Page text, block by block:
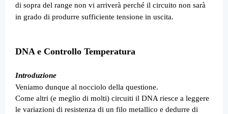
di sopra del range non vi arriverà perché il circuito non sarà
in grado di produrre sufficiente tensione in uscita.
DNA e Controllo Temperatura
Introduzione
Veniamo dunque al nocciolo della questione.
Come altri (e meglio di molti) circuiti il DNA riesce a leggere
le variazioni di resistenza di un filo metallico e dedurre di